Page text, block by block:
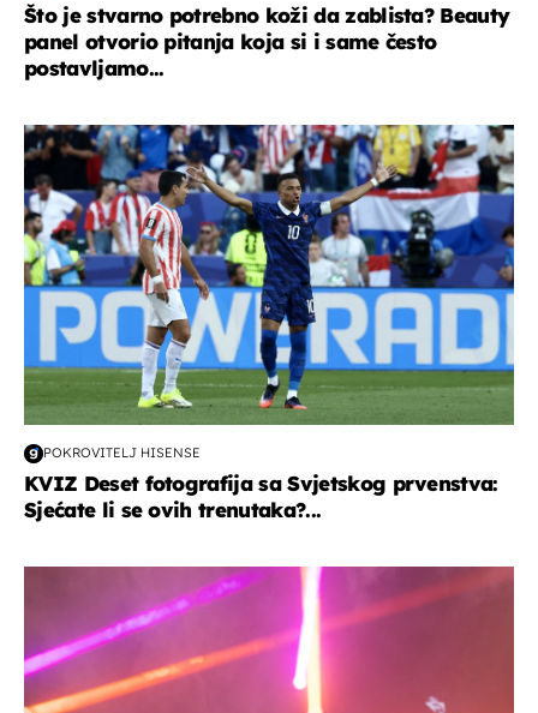
Što je stvarno potrebno koži da zablista? Beauty
panel otvorio pitanja koja si i same često
postavljamo...
svjetsko prvenstvo 2026
POKROVITELJ HISENSE
KVIZ Deset fotografija sa Svjetskog prvenstva:
Sjećate li se ovih trenutaka?...